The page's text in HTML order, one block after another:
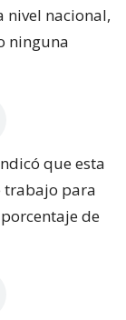
nivel nacional,
ninguna
que esta
trabajo para
de